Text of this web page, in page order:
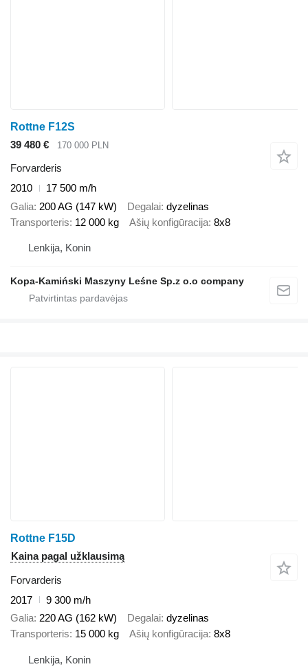
Rottne F12S
39 480 €
170 000 PLN
Forvarderis
2010
17 500 m/h
Galia 200 AG (147 kW) Degalai dyzelinas
Transporteris 12 000 kg Ašių konfigūracija 8x8
Lenkija, Konin
Kopa-Kamiński Maszyny Leśne Sp.z o.o company
Rottne F15D
Kaina pagal užklausimą
Forvarderis
2017
9 300 m/h
Galia 220 AG (162 kW) Degalai dyzelinas
Transporteris 15 000 kg Ašių konfigūracija 8x8
Lenkija, Konin